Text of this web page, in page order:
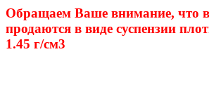
Обращаем Ваше внимание, что
продаются в виде суспензии
1.45 г/см3